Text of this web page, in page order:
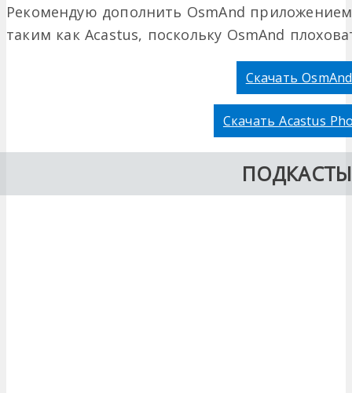
Рекомендую дополнить OsmAnd
таким как Acastus, поскольку OsmAnd
Скачать OsmAnd
Скачать Acastus
ПОДКАСТЫ